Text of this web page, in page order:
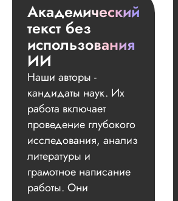
Академический
текст без
использования
ИИ
Наши авторы -
кандидаты наук. Их
работа включает
проведение глубокого
исследования, анализ
литературы и
грамотное написание
работы. Они